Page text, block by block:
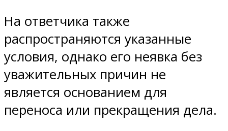
На ответчика также
распространяются указанные
условия, однако его неявка без
уважительных причин не
является основанием для
переноса или прекращения дела.